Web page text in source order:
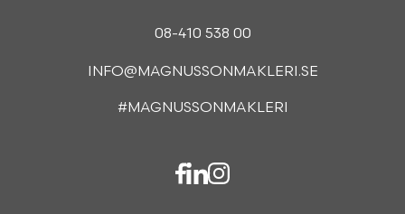
08-410 538 00
INFO@MAGNUSSONMAKLERI.SE
#MAGNUSSONMAKLERI